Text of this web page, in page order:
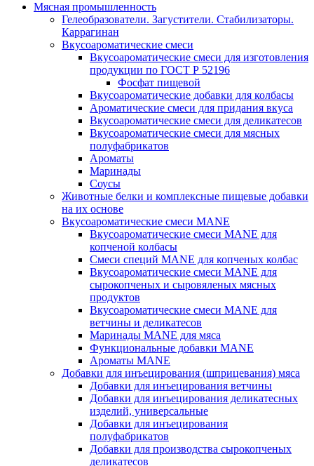
Мясная промышленность
Гелеобразователи. Загустители. Стабилизаторы.
Каррагинан
Вкусоароматические смеси
Вкусоароматические смеси для изготовления
продукции по ГОСТ Р 52196
Фосфат пищевой
Вкусоароматические добавки для колбасы
Ароматические смеси для придания вкуса
Вкусоароматические смеси для деликатесов
Вкусоароматические смеси для мясных
полуфабрикатов
Ароматы
Маринады
Соусы
Животные белки и комплексные пищевые добавки
на их основе
Вкусоароматические смеси MANE
Вкусоароматические смеси MANE для
копченой колбасы
Смеси специй MANE для копченых колбас
Вкусоароматические смеси MANE для
сырокопченых и сыровяленых мясных
продуктов
Вкусоароматические смеси MANE для
ветчины и деликатесов
Маринады MANE для мяса
Функциональные добавки MANE
Ароматы MANE
Добавки для инъецирования (шприцевания) мяса
Добавки для инъецирования ветчины
Добавки для инъецирования деликатесных
изделий, универсальные
Добавки для инъецирования
полуфабрикатов
Добавки для производства сырокопченых
деликатесов